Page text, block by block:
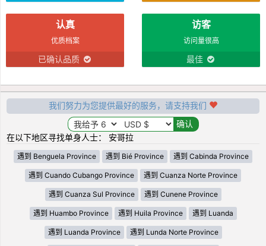
认真
优质档案
已确认品质
访客
访问量很高
最佳
我们努力为您提供最好的服务，请支持我们
在以下地区寻找单身人士： 安哥拉
遇到 Benguela Province 遇到 Bié Province 遇到 Cabinda Province
遇到 Cuando Cubango Province 遇到 Cuanza Norte Province
遇到 Cuanza Sul Province 遇到 Cunene Province
遇到 Huambo Province 遇到 Huila Province 遇到 Luanda
遇到 Luanda Province 遇到 Lunda Norte Province